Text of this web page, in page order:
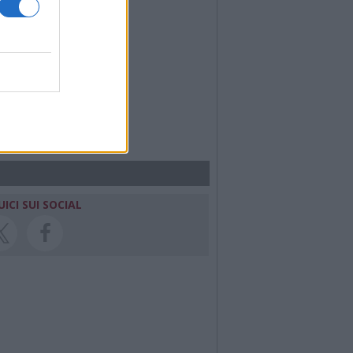
SUI SOCIAL